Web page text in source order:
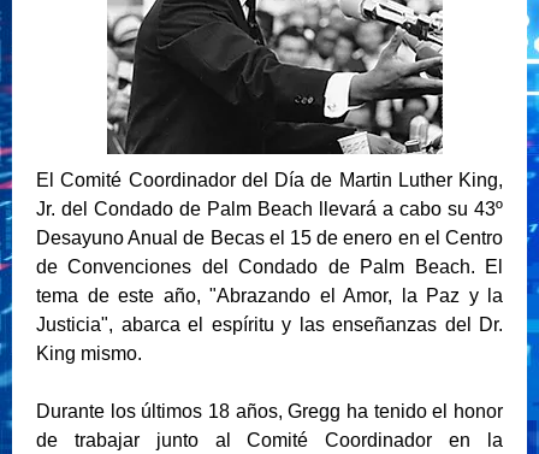
El Comité Coordinador del Día de Martin Luther King,
Jr. del Condado de Palm Beach llevará a cabo su 43º
Desayuno Anual de Becas el 15 de enero en el Centro
de Convenciones del Condado de Palm Beach. El
tema de este año, "Abrazando el Amor, la Paz y la
Justicia", abarca el espíritu y las enseñanzas del Dr.
King mismo.
Durante los últimos 18 años, Gregg ha tenido el honor
de trabajar junto al Comité Coordinador en la